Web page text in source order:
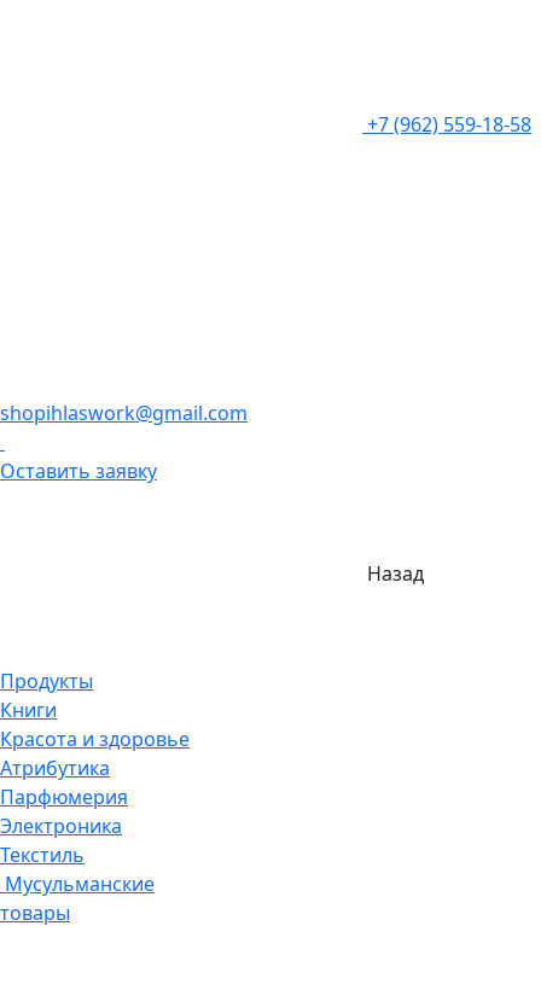
+7 (962) 559-18-58
shopihlaswork@gmail.com
Оставить заявку
Назад
Продукты
Книги
Красота и здоровье
Атрибутика
Парфюмерия
Электроника
Текстиль
Мусульманские
товары